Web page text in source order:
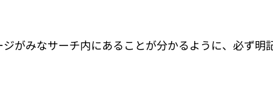
がみなサーチ内にあることが分かるように、必ず明